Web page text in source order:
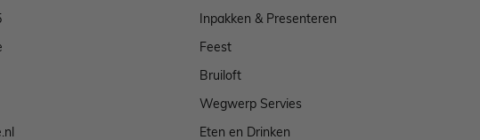
Inpakken & Presenteren
Feest
Bruiloft
Wegwerp Servies
Eten en Drinken